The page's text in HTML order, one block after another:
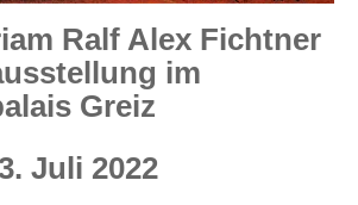
Ralf Alex Fichtner
im
Greiz
Juli 2022